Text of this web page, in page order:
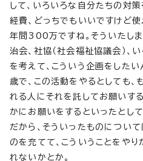
して、いろいろな自分たちの対
経費、どっちでもいいですけど
年間300万ですね。そういたしま
治会、社協（社会福祉協議会）、
を考えて、こういう企画をした
歳で、この活動をやるとしても、
れる人にそれを託してお願いす
かにお願いをするといったとして
だから、そういったものについ
のを充てて、こういうことをや
れないかとか。